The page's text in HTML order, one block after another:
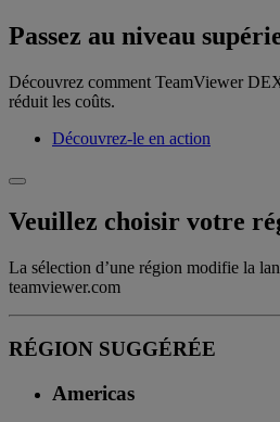
Passez au niveau
Découvrez comment TeamViewer
réduit les coûts.
Découvrez-le en action
Veuillez choisir votre
La sélection d’une région modifie la
teamviewer.com
RÉGION SUGGÉRÉE
Americas